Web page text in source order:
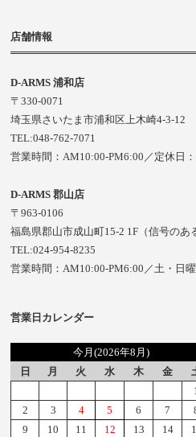
店舗情報
D-ARMS 浦和店
〒330-0071
埼玉県さいたま市浦和区上木崎4-3-12
TEL:048-762-7071
営業時間：AM10:00-PM6:00／定休日
D-ARMS 郡山店
〒963-0106
福島県郡山市成山町15-2 1F（信号のあ
TEL:024-954-8235
営業時間：AM10:00-PM6:00／土・日
営業日カレンダー
今月(2026年8月)
日
月 火 水 木 金
2
3 4 5 6 7
9
10 11 12 13 14